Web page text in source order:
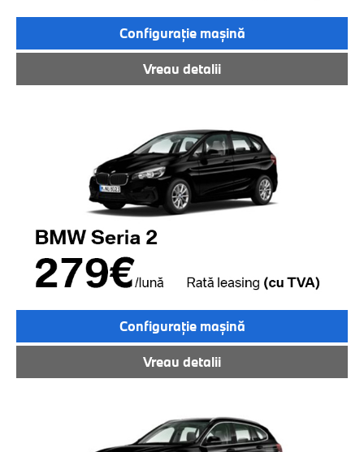
Configuraţie maşină
Vreau detalii
Configuraţie maşină
Vreau detalii